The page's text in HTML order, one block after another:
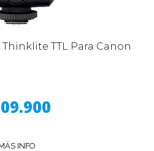
Thinklite TTL Para Canon
INFO